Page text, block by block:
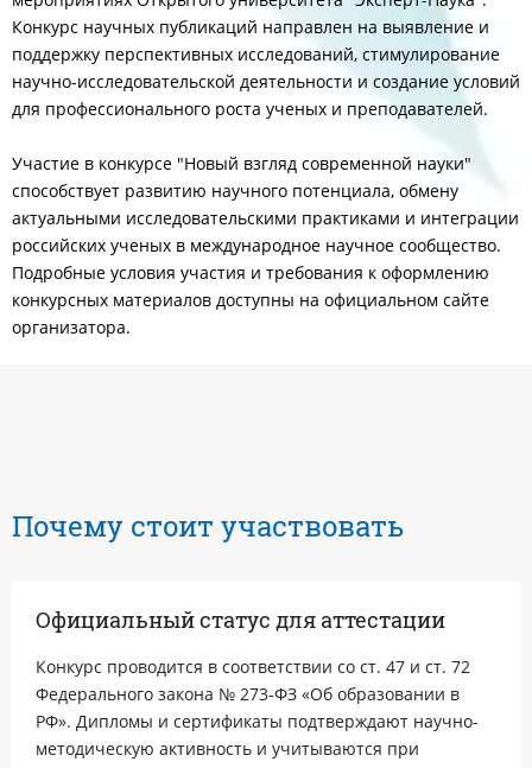
Конкурс научных публикаций направлен на выявление и
поддержку перспективных исследований, стимулирование
научно-исследовательской деятельности и создание условий
для профессионального роста ученых и преподавателей.
Участие в конкурсе "Новый взгляд современной науки"
способствует развитию научного потенциала, обмену
актуальными исследовательскими практиками и интеграции
российских ученых в международное научное сообщество.
Подробные условия участия и требования к оформлению
конкурсных материалов доступны на официальном сайте
организатора.
Почему стоит участвовать
Официальный статус для аттестации
Конкурс проводится в соответствии со ст. 47 и ст. 72
Федерального закона № 273-ФЗ «Об образовании в
РФ». Дипломы и сертификаты подтверждают научно-
методическую активность и учитываются при